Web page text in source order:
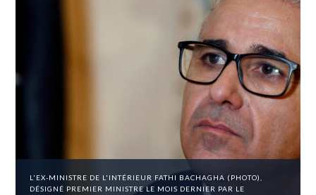
L'EX-MINISTRE DE L'INTÉRIEUR FATHI BACHAGHA (PHOTO),
DÉSIGNÉ PREMIER MINISTRE LE MOIS DERNIER PAR LE